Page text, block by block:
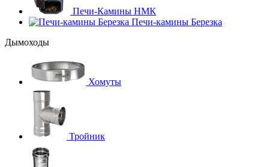
Печи-Камины НМК
Печи-камины Березка
Дымоходы
Хомуты
Тройник